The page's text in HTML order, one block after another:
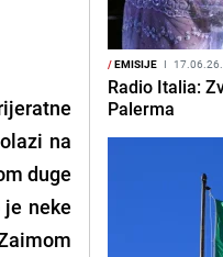
na
duge
neke
/EMISIJE I
Radio Italia:
Palerma